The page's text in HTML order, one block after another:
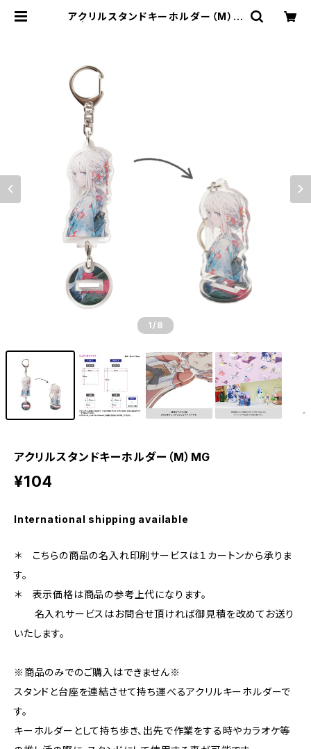
アクリルスタンドキーホルダー（M）M
1 /8
アクリルスタンドキーホルダー（M）MG
¥104
International shipping available
＊ こちらの商品の名入れ印刷サービスは１カートンから承りま
す。
＊ 表示価格は商品の参考上代になります。
名入れサービスはお問合せ頂ければ御見積を改めてお送り
いたします。
※商品のみでのご購入はできません※
スタンドと台座を連結させて持ち運べるアクリルキーホルダーで
す。
キーホルダーとして持ち歩き、出先で作業をする時やカラオケ等